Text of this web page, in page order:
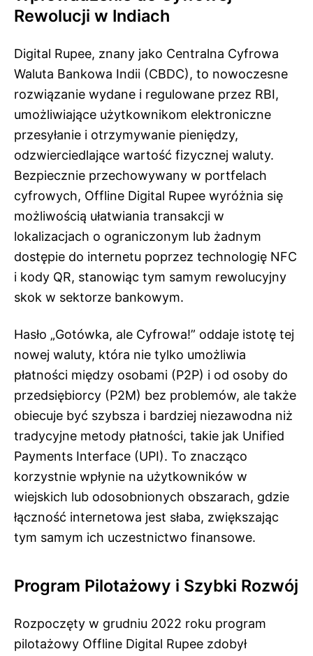
Rewolucji w Indiach
Digital Rupee, znany jako Centralna Cyfrowa
Waluta Bankowa Indii (CBDC), to nowoczesne
rozwiązanie wydane i regulowane przez RBI,
umożliwiające użytkownikom elektroniczne
przesyłanie i otrzymywanie pieniędzy,
odzwierciedlające wartość fizycznej waluty.
Bezpiecznie przechowywany w portfelach
cyfrowych, Offline Digital Rupee wyróżnia się
możliwością ułatwiania transakcji w
lokalizacjach o ograniczonym lub żadnym
dostępie do internetu poprzez technologię NFC
i kody QR, stanowiąc tym samym rewolucyjny
skok w sektorze bankowym.
Hasło „Gotówka, ale Cyfrowa!” oddaje istotę tej
nowej waluty, która nie tylko umożliwia
płatności między osobami (P2P) i od osoby do
przedsiębiorcy (P2M) bez problemów, ale także
obiecuje być szybsza i bardziej niezawodna niż
tradycyjne metody płatności, takie jak Unified
Payments Interface (UPI). To znacząco
korzystnie wpłynie na użytkowników w
wiejskich lub odosobnionych obszarach, gdzie
łączność internetowa jest słaba, zwiększając
tym samym ich uczestnictwo finansowe.
Program Pilotażowy i Szybki Rozwój
Rozpoczęty w grudniu 2022 roku program
pilotażowy Offline Digital Rupee zdobył